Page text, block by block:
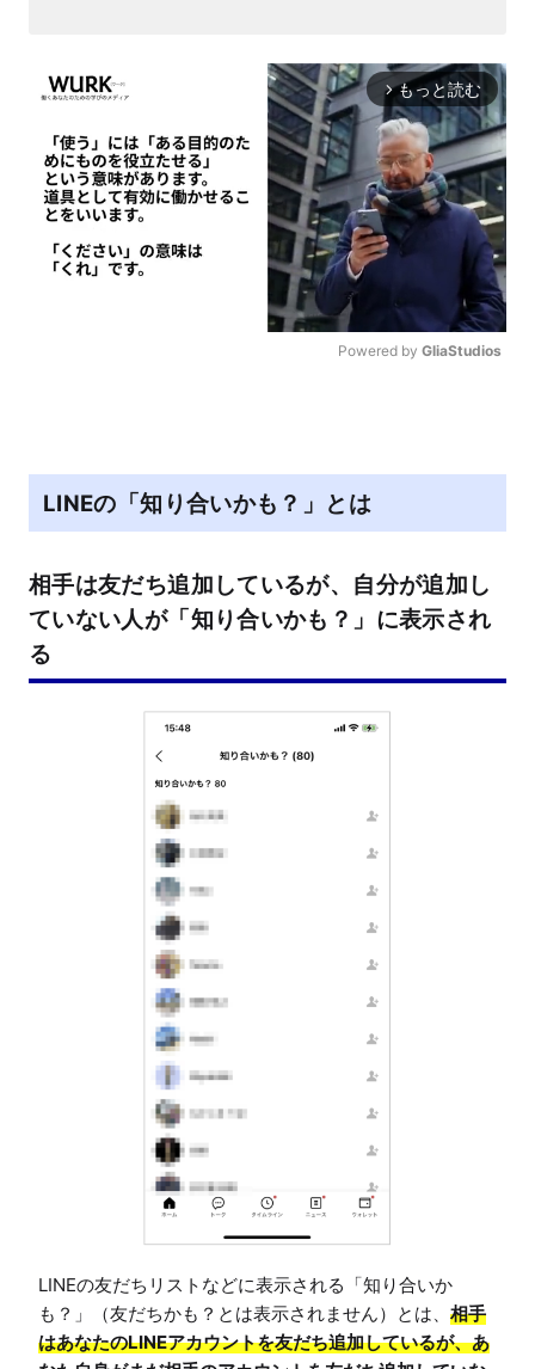
arrow_forward_ios もっと読む
Powered by GliaStudios
LINEの「知り合いかも？」とは
相手は友だち追加しているが、自分が追加し
ていない人が「知り合いかも？」に表示され
る
LINEの友だちリストなどに表示される「知り合いか
も？」（友だちかも？とは表示されません）とは、 相手
はあなたのLINEアカウントを友だち追加しているが、あ